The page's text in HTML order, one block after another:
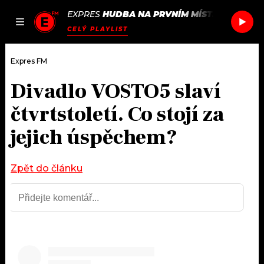
JAK
SEZNAM.CZ
EXPRES HUDBA NA PRVNÍM MÍSTĚ
CELÝ PLAYLIST
DOMŮ
ČLÁNKY
HUDBA
ROZHOVORY
Expres FM
Divadlo VOSTO5 slaví
čtvrtstoletí. Co stojí za
jejich úspěchem?
Zpět do článku